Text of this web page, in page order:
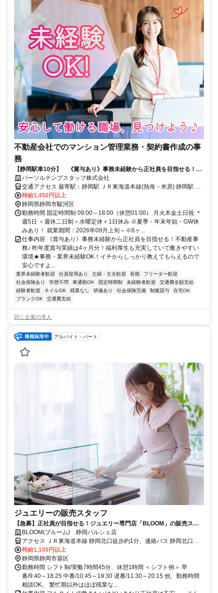
不動産会社でのマンション管理業務・契約書作成の事
務
【静岡駅車10分】 《賞与あり》事務未経験から正社員を目指せる！不
動産事務！
パーソルテンプスタッフ株式会社
交通アクセス 最寄駅：静岡駅 ＪＲ東海道本線(熱海－米原) 静岡駅 車
10分 静岡鉄道静岡清水線 春日町駅 車10分 近くにバス停もあるの
時給1,450円以上
静岡県静岡市駿河区
勤務時間 固定時間制 09:00～18:00（休憩01:00） 月火木金土日祝 ＊
週5日 ＜週休二日制＞水曜定休＋1日休み ※夏季・年末年始・GW休
みあり！ 就業期間：2026年09月上旬～※6ヶ...
仕事内容 《賞与あり》事務未経験から正社員を目指せる！不動産事
務♪ 昨年度賞与実績は4ヶ月分！福利厚生も充実していて働きやすい
環境★事務・業界未経験OK！イチからしっかり教えてもらえるので
安心ですよ...
業界未経験者歓迎 社員登用あり 主婦・主夫歓迎 長期
フリーター歓迎
社会保険あり
学歴不問 車通勤OK 固定時間制 未経験者歓迎
交通費全額支給
経験者歓迎
ネイルOK 残業なし 研修あり 社会保険完備 制服貸与
在宅OK
ブランクOK
交通費支給
同じ企業の求人
アルバイト・パート
ジュエリーの販売スタッフ
【急募】正社員が目指せる！ジュエリー専門店「BLOOM」の販売スタ
ッフ◆週休2日でしっかり休める！
BLOOM(ブルーム) 静岡パルシェ店
アクセス ＪＲ東海道本線 静岡北口徒歩約1分、連絡バス 静岡北口徒
歩約2分、ＪＲ東海道新幹線 静岡北口徒歩約1分 静岡駅すぐ
時給1,100円以上
静岡県静岡市葵区
勤務時間 シフト制/実働7時間45分、休憩1時間 ＜シフト例＞ 早
番/9:40～18:25 中番/10:45～19:30 遅番/11:30～20:15 他、勤務時間
相談OK。 繁忙期以外はほぼ残業な...